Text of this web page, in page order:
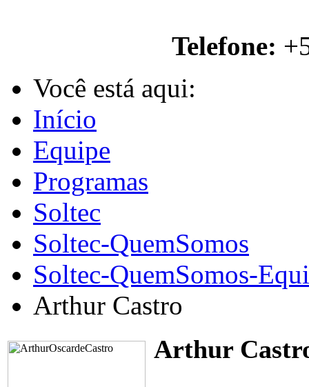
Telefone:
Você está aqui:
Início
Equipe
Programas
Soltec
Soltec-QuemSomos
Soltec-QuemSomos-
Arthur Castro
Arthur